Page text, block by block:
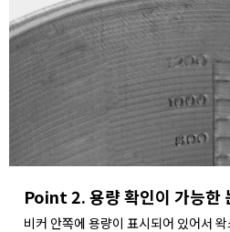
Point 2. 용량 확인이 가능한
비커 안쪽에 용량이 표시되어 있어서